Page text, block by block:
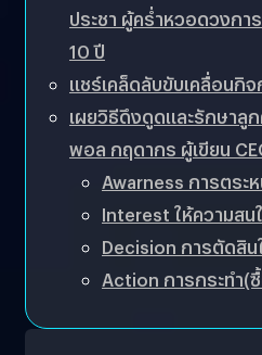
ประชา ผู้คร่ำหวอดวงกา
10 ปี
แชร์เคล็ดลับขับเคลื่อนกิ
เผยวิธีดึงดูดและรักษาลู
พอล กฤดากร ผู้เขียน
Awarness การตระ
Interest ให้ความสน
Decision การตัดสิน
Action การกระทำ(